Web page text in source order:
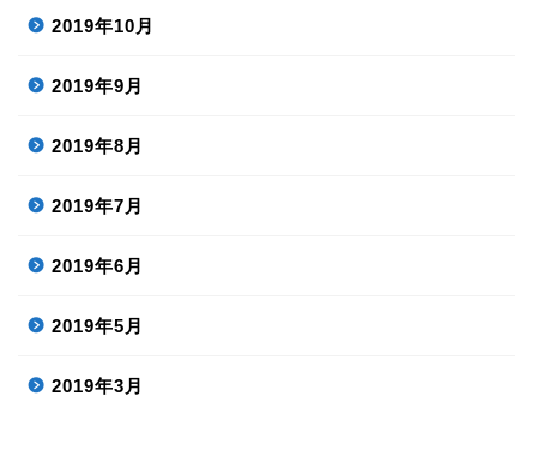
2019年10月
2019年9月
2019年8月
2019年7月
2019年6月
2019年5月
2019年3月